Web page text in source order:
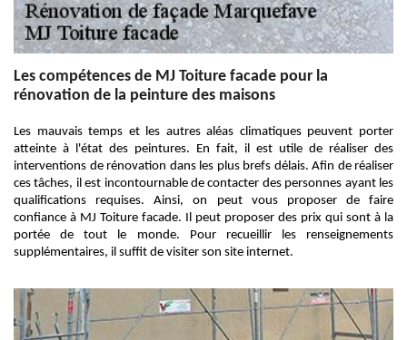
Les compétences de MJ Toiture facade pour la
rénovation de la peinture des maisons
Les mauvais temps et les autres aléas climatiques peuvent porter
atteinte à l'état des peintures. En fait, il est utile de réaliser des
interventions de rénovation dans les plus brefs délais. Afin de réaliser
ces tâches, il est incontournable de contacter des personnes ayant les
qualifications requises. Ainsi, on peut vous proposer de faire
confiance à MJ Toiture facade. Il peut proposer des prix qui sont à la
portée de tout le monde. Pour recueillir les renseignements
supplémentaires, il suffit de visiter son site internet.